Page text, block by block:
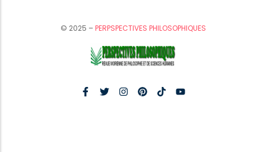
© 2025 –PERPSPECTIVES PHILOSOPHIQUES